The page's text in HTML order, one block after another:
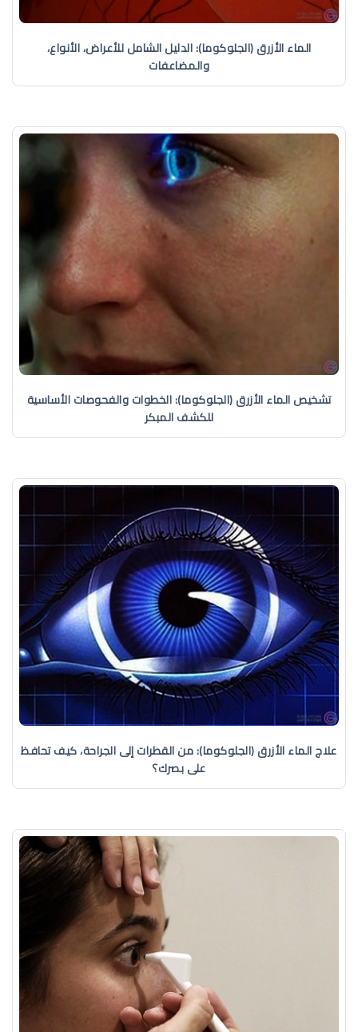
الماء الأزرق (الجلوكوما): الدليل الشامل للأعراض، الأنواع،
والمضاعفات
تشخيص الماء الأزرق (الجلوكوما): الخطوات والفحوصات الأساسية
للكشف المبكر
علاج الماء الأزرق (الجلوكوما): من القطرات إلى الجراحة، كيف تحافظ
على بصرك؟